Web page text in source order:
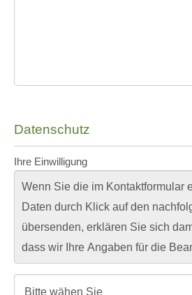
Datenschutz
Ihre Einwilligung